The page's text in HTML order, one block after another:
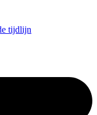
tijdlijn